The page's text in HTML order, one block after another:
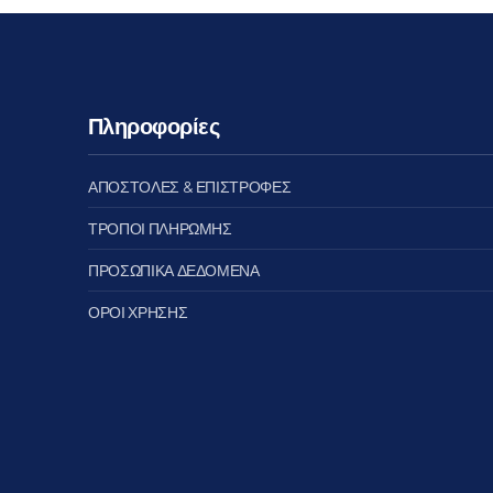
Πληροφορίες
ΑΠΟΣΤΟΛΕΣ & ΕΠΙΣΤΡΟΦΕΣ
ΤΡΟΠΟΙ ΠΛΗΡΩΜΗΣ
ΠΡΟΣΩΠΙΚΑ ΔΕΔΟΜΕΝΑ
ΟΡΟΙ ΧΡΗΣΗΣ